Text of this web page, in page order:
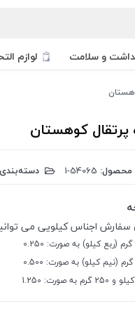
و سلامت لوازم
پرتقال کوهستان
محصول:
سفارش اجناس کیلویی می
به صورت: 1.250